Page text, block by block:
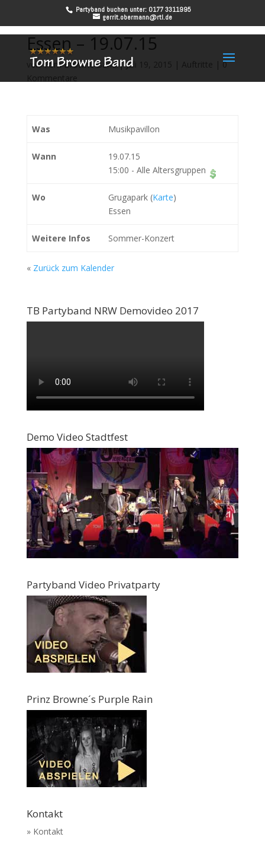
Partyband buchen unter: 0177 3311995
gerrit.obermann@rtl.de
Essen – 19.07.15
vonTom Browne Band|Juli 19, 2015 | Auftritte | 0
Kommentare
Was Musikpavillon
Wann
19.07.15
15:00 - Alle Altersgruppen
Wo Grugapark (Karte)
Essen
Weitere Infos Sommer-Konzert
« Zurück zum Kalender
TB Partyband NRW Demovideo 2017
Demo Video Stadtfest
Partyband Video Privatparty
Prinz Browne´s Purple Rain
Kontakt
» Kontakt